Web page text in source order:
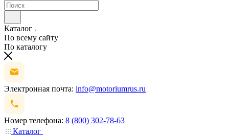
Каталог
По всему сайту
По каталогу
Электронная почта: info@motoriumrus.ru
Номер телефона: 8 (800) 302-78-63
Каталог